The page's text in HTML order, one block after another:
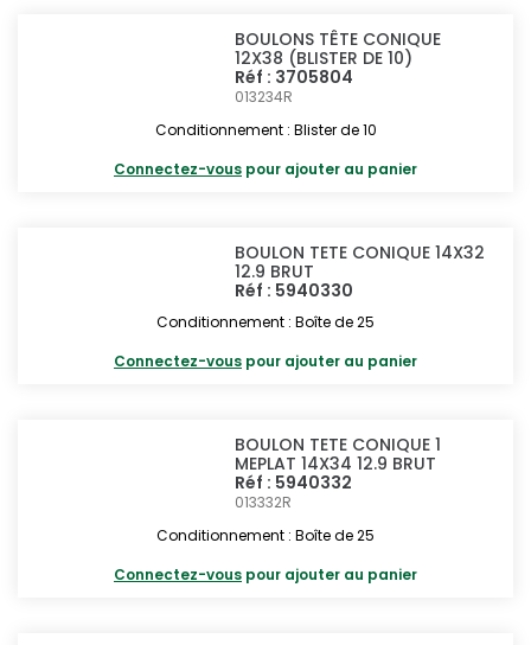
BOULONS TÊTE CONIQUE
12X38 (BLISTER DE 10)
Réf : 3705804
013234R
Conditionnement : Blister de 10
Connectez-vous pour ajouter au panier
BOULON TETE CONIQUE 14X32
12.9 BRUT
Réf : 5940330
Conditionnement : Boîte de 25
Connectez-vous pour ajouter au panier
BOULON TETE CONIQUE 1
MEPLAT 14X34 12.9 BRUT
Réf : 5940332
013332R
Conditionnement : Boîte de 25
Connectez-vous pour ajouter au panier